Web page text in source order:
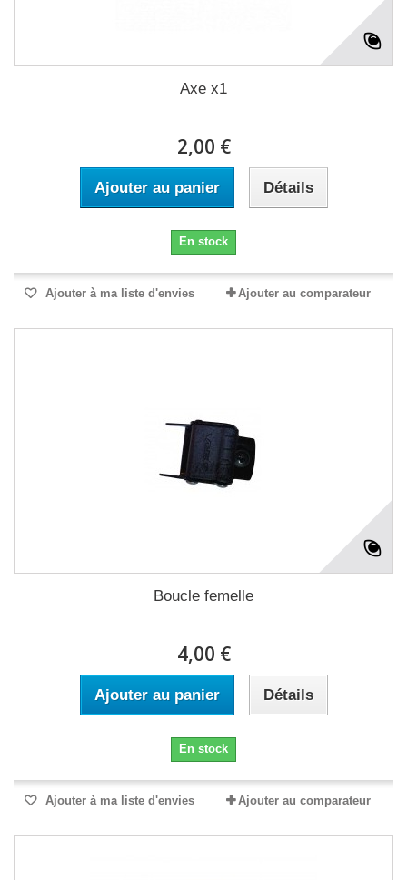
Axe x1
2,00 €
Ajouter au panier Détails
En stock
Ajouter à ma liste d'envies Ajouter au comparateur
Boucle femelle
4,00 €
Ajouter au panier Détails
En stock
Ajouter à ma liste d'envies Ajouter au comparateur